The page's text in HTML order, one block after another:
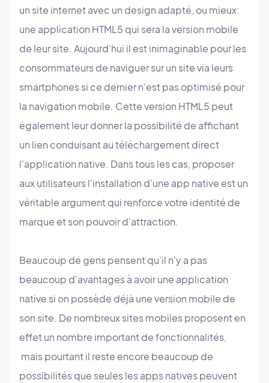
un site internet avec un design adapté, ou mieux:
une application HTML5 qui sera la version mobile
de leur site. Aujourd'hui il est inimaginable pour les
consommateurs de naviguer sur un site via leurs
smartphones si ce dernier n'est pas optimisé pour
la navigation mobile. Cette version HTML5 peut
également leur donner la possibilité de affichant
un lien conduisant au téléchargement direct
l'application native. Dans tous les cas, proposer
aux utilisateurs l'installation d'une app native est un
véritable argument qui renforce votre identité de
marque et son pouvoir d'attraction.
Beaucoup de gens pensent qu'il n'y a pas
beaucoup d'avantages à avoir une application
native si on possède déjà une version mobile de
son site. De nombreux sites mobiles proposent en
effet un nombre important de fonctionnalités,
mais pourtant il reste encore beaucoup de
possibilités que seules les apps natives peuvent